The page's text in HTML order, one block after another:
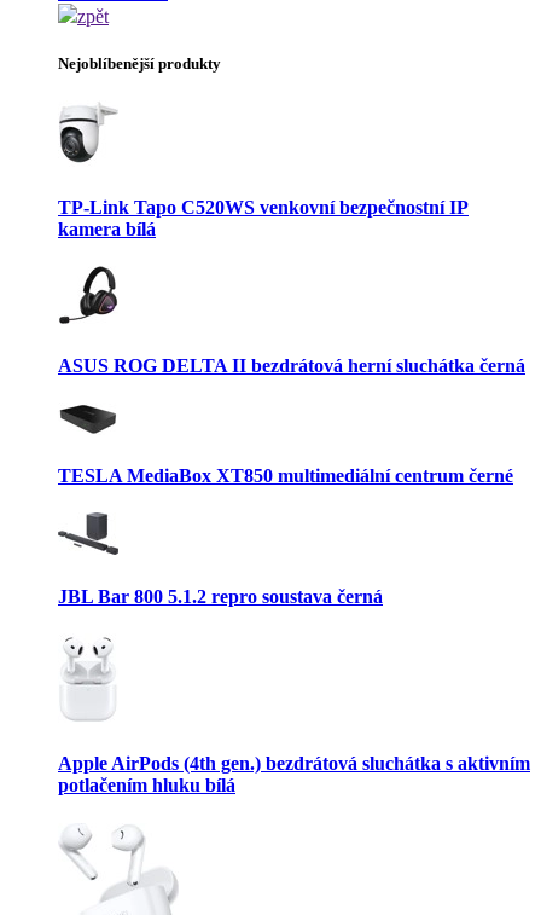
zpět
Nejoblíbenější produkty
TP-Link Tapo C520WS venkovní bezpečnostní IP
kamera bílá
ASUS ROG DELTA II bezdrátová herní sluchátka černá
TESLA MediaBox XT850 multimediální centrum černé
JBL Bar 800 5.1.2 repro soustava černá
Apple AirPods (4th gen.) bezdrátová sluchátka s aktivním
potlačením hluku bílá